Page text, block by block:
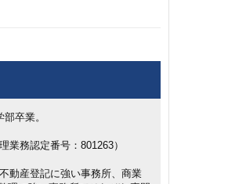
卒業。
業務認定番号：801263）
動産登記に強い事務所、商業